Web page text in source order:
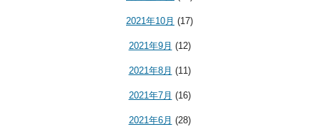
2021年10月 (17)
2021年9月 (12)
2021年8月 (11)
2021年7月 (16)
2021年6月 (28)